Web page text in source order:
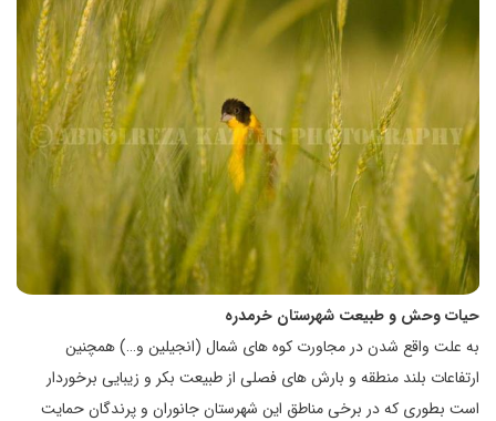
حیات وحش و طبیعت شهرستان خرمدره
به علت واقع شدن در مجاورت کوه های شمال (انجیلین و…) همچنین
ارتفاعات بلند منطقه و بارش های فصلی از طبیعت بکر و زیبایی برخوردار
است بطوری که در برخی مناطق این شهرستان جانوران و پرندگان حمایت